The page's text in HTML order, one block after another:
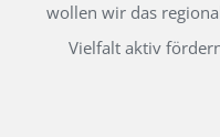
wollen wir das
Vielfalt aktiv